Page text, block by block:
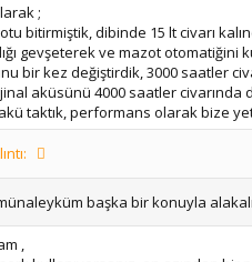
;
bitirmiştik, dibinde 15 lt civarı
gevşeterek ve mazot otomatiğini
bir kez değiştirdik, 3000 saatler
aküsünü 4000 saatler civarında
taktık, performans olarak bize
başka bir konuyla
,